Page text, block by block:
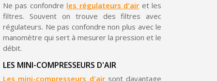
Ne pas confondre les régulateurs d'air et les
filtres. Souvent on trouve des filtres avec
régulateurs. Ne pas confondre non plus avec le
manomètre qui sert à mesurer la pression et le
débit.
LES MINI-COMPRESSEURS D'AIR
Les mini-compresseurs d'airsont davantage